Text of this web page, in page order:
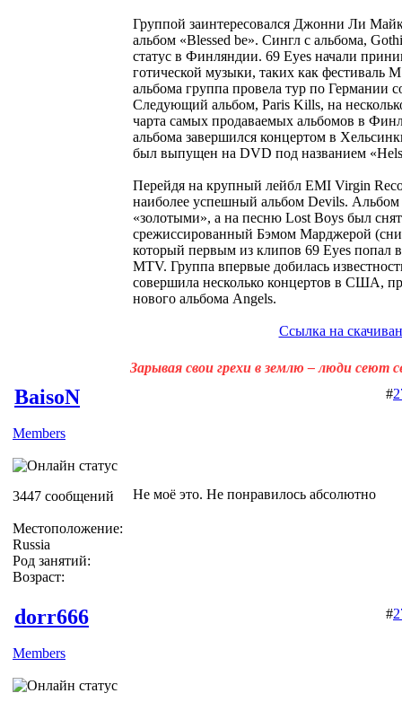
Группой заинтересовался Джонни Ли
альбом «Blessed be». Сингл с альбома,
статус в Финляндии. 69 Eyes начали
готической музыки, таких как фестиваль
альбома группа провела тур по Германии
Следующий альбом, Paris Kills, на
чарта самых продаваемых альбомов в
альбома завершился концертом в
был выпущен на DVD под названием
Перейдя на крупный лейбл EMI Virgin
наиболее успешный альбом Devils. Альбом
«золотыми», а на песню Lost Boys был
срежиссированный Бэмом Марджерой
который первым из клипов 69 Eyes попал
MTV. Группа впервые добилась
совершила несколько концертов в США,
нового альбома Angels.
Ссылка на
Зарывая свои грехи в землю – люди сеют
BaisoN
Members
3447 сообщений
Местоположение:
Russia
Род занятий:
Возраст:
#
Не моё это. Не понравилось абсолютно
dorr666
Members
#